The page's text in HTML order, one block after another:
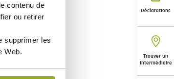
contenu de
ou retirer
supprimer les
Web.
Déclarations
Trouver un
intermédiaire